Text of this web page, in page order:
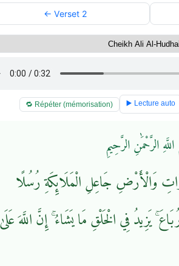
← Verset 2
🔁 Répéter (mémorisation) ▶️ Lecture auto
الرَّحْمَٰنِ الرَّحِيمِ
وَالْأَرْضِ جَاعِلِ الْمَلَائِكَةِ رُسُلًا
يَزِيدُ فِي الْخَلْقِ مَا يَشَاءُ ۚ إِنَّ اللَّهَ عَلَىٰ